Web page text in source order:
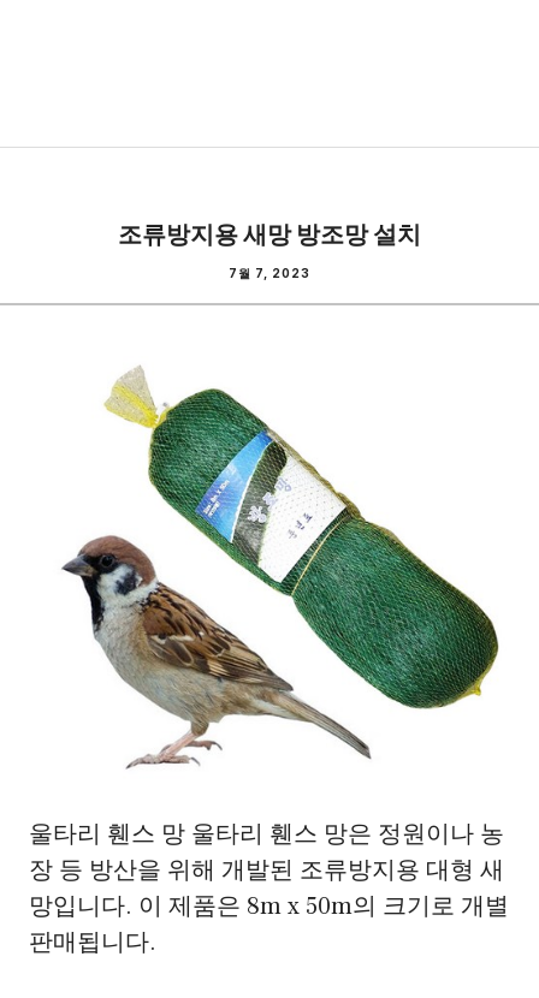
조류방지용 새망 방조망 설치
7월 7, 2023
울타리 휀스 망 울타리 휀스 망은 정원이나 농
장 등 방산을 위해 개발된 조류방지용 대형 새
망입니다. 이 제품은 8m x 50m의 크기로 개별
판매됩니다.